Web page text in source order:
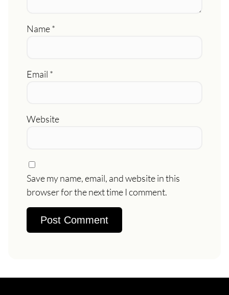
Name*
Email *
Website
Save my name, email, and website in this
browser for the next time I comment.